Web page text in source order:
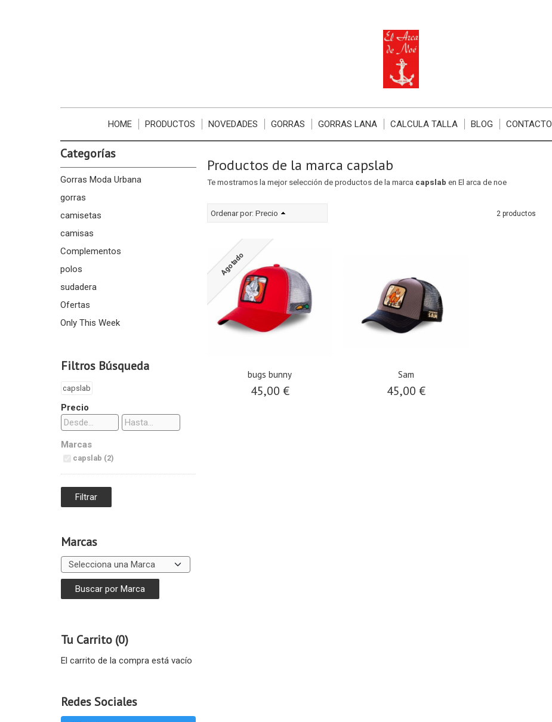
HOME PRODUCTOS NOVEDADES GORRAS GORRAS LANA CALCULA TALLA BLOG CONTACTO
Categorías
Gorras Moda Urbana
gorras
camisetas
camisas
Complementos
polos
sudadera
Ofertas
Only This Week
Filtros Búsqueda
capslab
Precio
Marcas
capslab (2)
Marcas
Tu Carrito (0)
El carrito de la compra está vacío
Redes Sociales
Productos de la marca capslab
Te mostramos la mejor selección de productos de la marca capslab en El arca de noe
Ordenar por: Precio 2 productos
Agotado
bugs bunny
45,00 €
Sam
45,00 €